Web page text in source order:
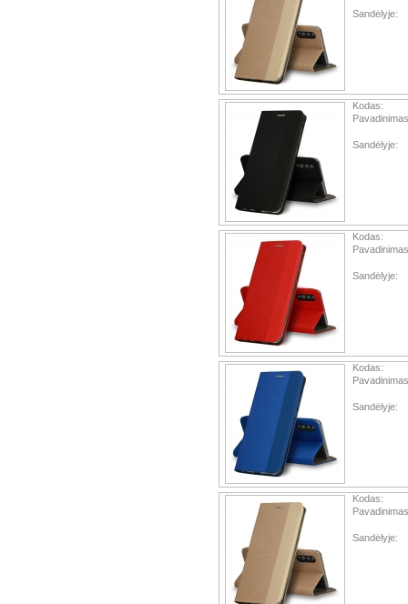
Sandėlyje:
Kodas:
Sandėlyje:
Kodas:
Sandėlyje:
Kodas:
Sandėlyje:
Kodas:
Sandėlyje: